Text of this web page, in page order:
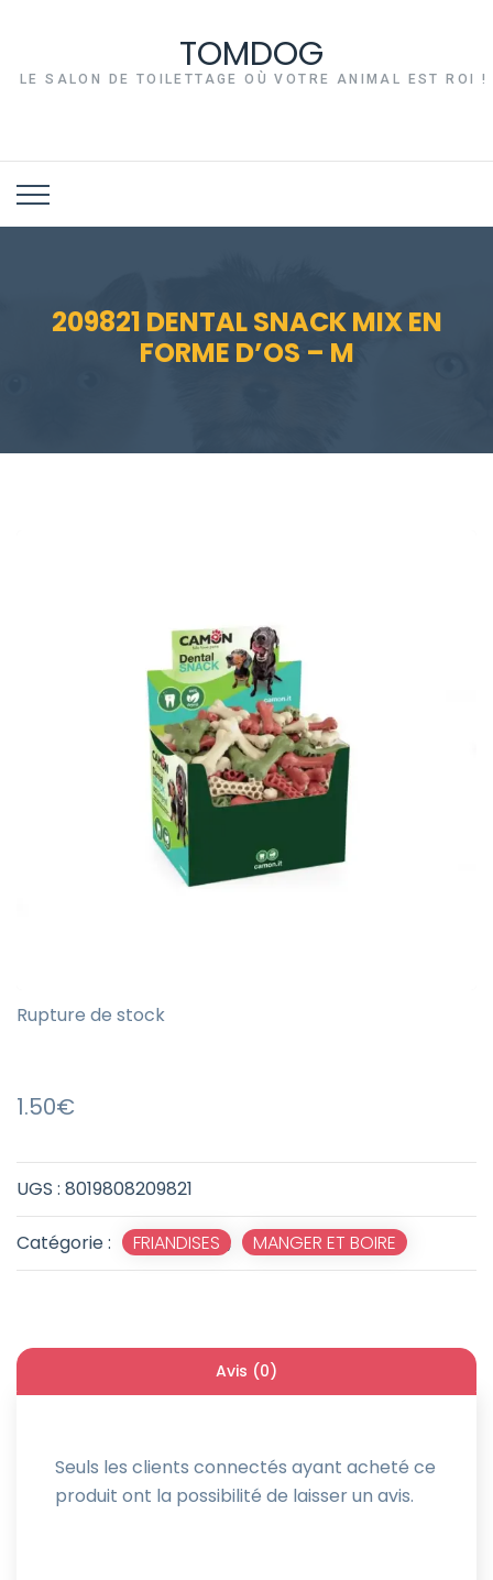
TOMDOG
LE SALON DE TOILETTAGE OÙ VOTRE ANIMAL EST ROI !
209821 DENTAL SNACK MIX EN
FORME D’OS – M
UGS : 8019808209821
Catégorie : FRIANDISES , MANGER ET BOIRE
1.50€
Rupture de stock
Avis (0)
Seuls les clients connectés ayant acheté ce
produit ont la possibilité de laisser un avis.